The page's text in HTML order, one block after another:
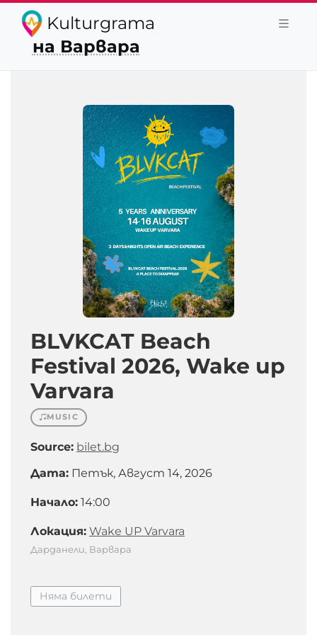
Kulturgrama
на Варвара
BLVKCAT Beach
Festival 2026, Wake up
Varvara
MUSIC
Source: bilet.bg
Дата: Петък, Август 14, 2026
Начало: 14:00
Локация: Wake UP Varvara
Дарданели, Варвара
Няма билети